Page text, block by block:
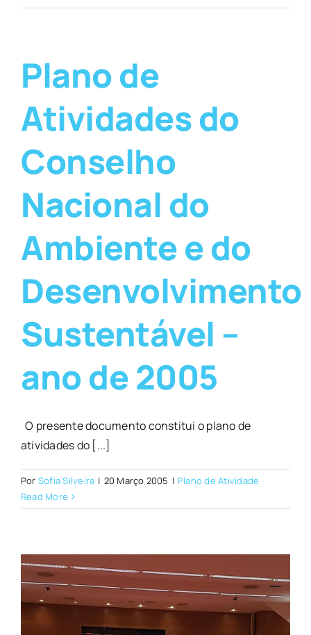
Plano de
Atividades do
Conselho
Nacional do
Ambiente e do
Desenvolvimento
Sustentável –
ano de 2005
O presente documento constitui o plano de
atividades do [...]
Por Sofia Silveira | 20 Março 2005 | Plano de Atividade
Read More